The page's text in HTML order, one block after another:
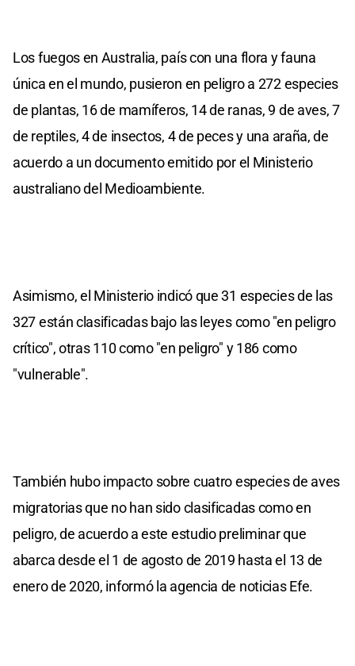
Los fuegos en Australia, país con una flora y fauna
única en el mundo, pusieron en peligro a 272 especies
de plantas, 16 de mamíferos, 14 de ranas, 9 de aves, 7
de reptiles, 4 de insectos, 4 de peces y una araña, de
acuerdo a un documento emitido por el Ministerio
australiano del Medioambiente.
Asimismo, el Ministerio indicó que 31 especies de las
327 están clasificadas bajo las leyes como "en peligro
crítico", otras 110 como "en peligro" y 186 como
"vulnerable".
También hubo impacto sobre cuatro especies de aves
migratorias que no han sido clasificadas como en
peligro, de acuerdo a este estudio preliminar que
abarca desde el 1 de agosto de 2019 hasta el 13 de
enero de 2020, informó la agencia de noticias Efe.